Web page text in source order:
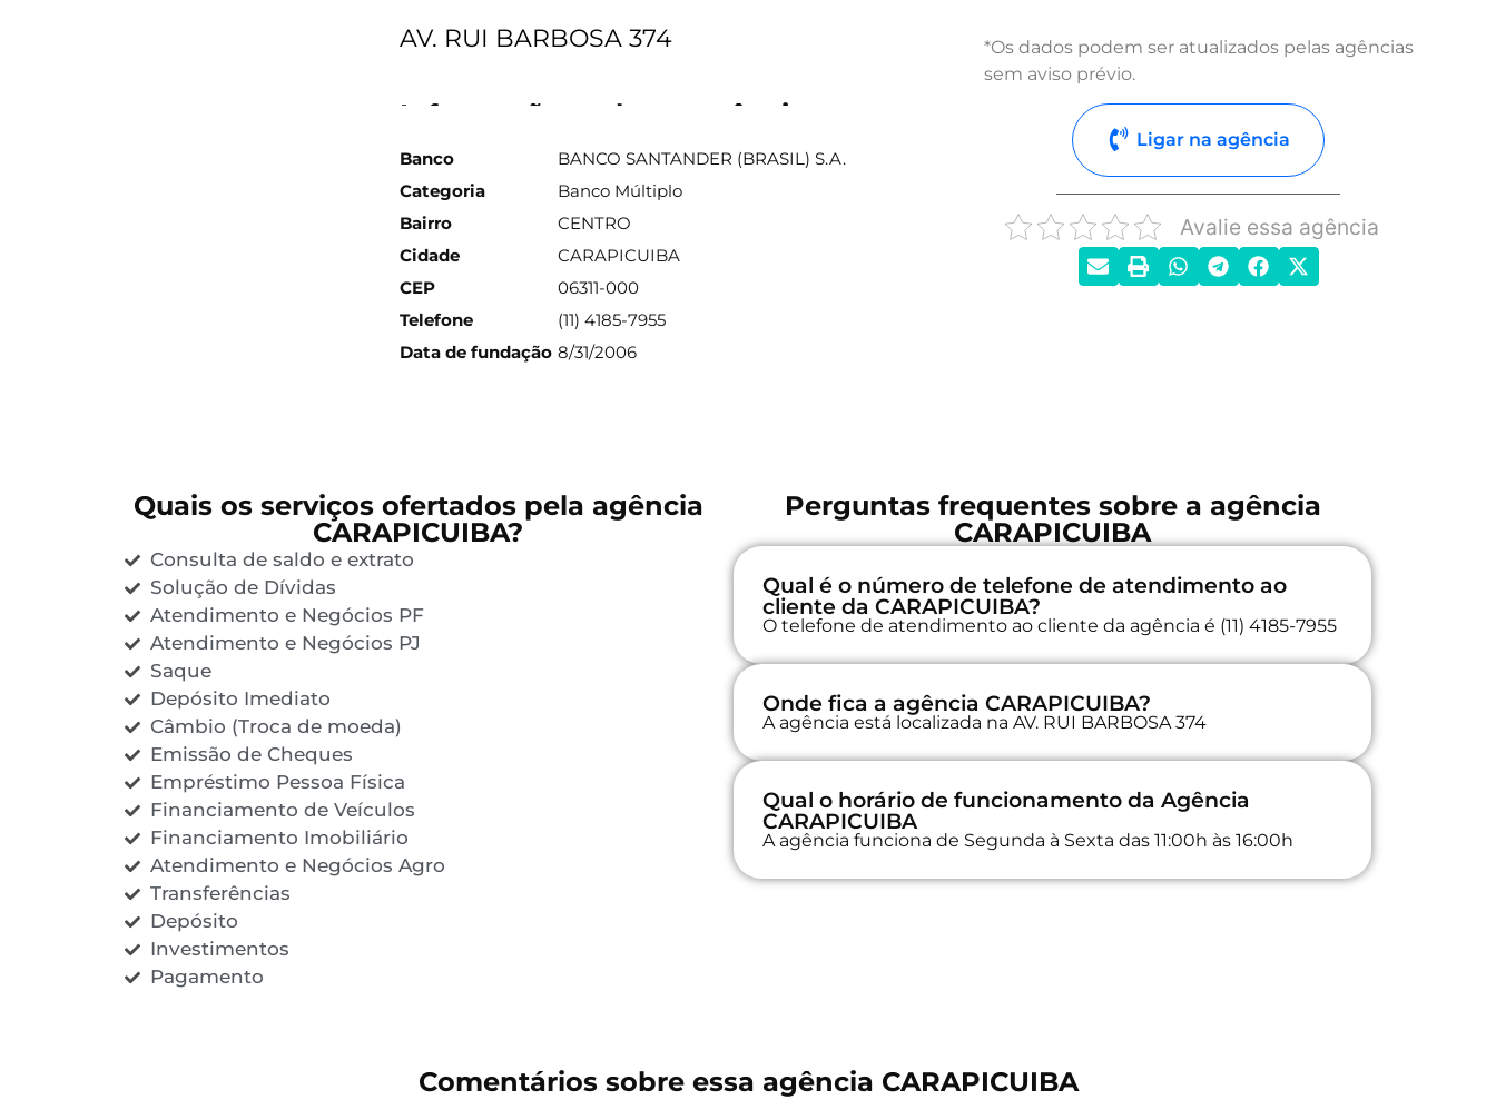
AV. RUI BARBOSA 374
Informações sobre a agência
Banco
BANCO SANTANDER (BRASIL) S.A.
Categoria
Banco Múltiplo
Bairro
CENTRO
Cidade
CARAPICUIBA
CEP
06311-000
Telefone
(11) 4185-7955
Data de fundação 8/31/2006
*Os dados podem ser atualizados pelas agências
sem aviso prévio.
Ligar na agência
Avalie essa agência
Quais os serviços ofertados pela agência
CARAPICUIBA?
Consulta de saldo e extrato
Solução de Dívidas
Atendimento e Negócios PF
Atendimento e Negócios PJ
Saque
Depósito Imediato
Câmbio (Troca de moeda)
Emissão de Cheques
Empréstimo Pessoa Física
Financiamento de Veículos
Financiamento Imobiliário
Atendimento e Negócios Agro
Transferências
Depósito
Investimentos
Pagamento
Perguntas frequentes sobre a agência
CARAPICUIBA
Qual é o número de telefone de atendimento ao
cliente da CARAPICUIBA?
O telefone de atendimento ao cliente da agência é (11) 4185-7955
Onde fica a agência CARAPICUIBA?
A agência está localizada na AV. RUI BARBOSA 374
Qual o horário de funcionamento da Agência
CARAPICUIBA
A agência funciona de Segunda à Sexta das 11:00h às 16:00h
Comentários sobre essa agência CARAPICUIBA